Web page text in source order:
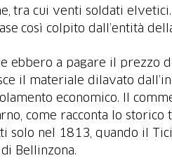
tra cui venti soldati
così colpito dall’entità
ebbero a pagare il prezzo
il materiale dilavato
economico. Il
come racconta lo
solo nel 1813, quando il